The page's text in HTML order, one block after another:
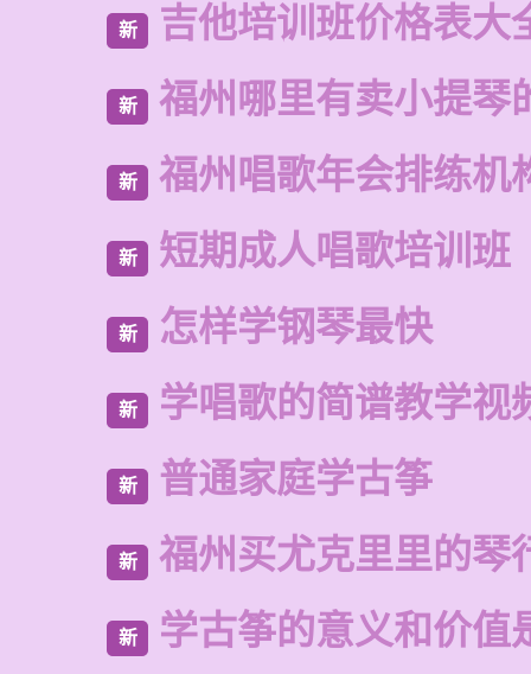
新 吉他培训班价格表大
新 福州哪里有卖小提琴
新 福州唱歌年会排练机
新 短期成人唱歌培训班
新 怎样学钢琴最快
新 学唱歌的简谱教学视
新 普通家庭学古筝
新 福州买尤克里里的琴
新 学古筝的意义和价值